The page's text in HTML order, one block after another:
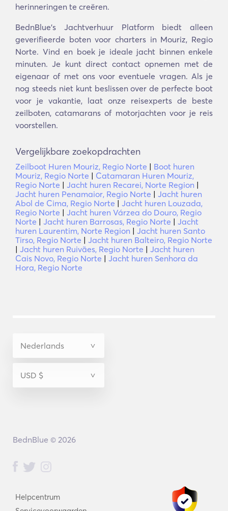
herinneringen te creëren.
BednBlue's Jachtverhuur Platform biedt alleen
geverifieerde boten voor charters in Mouriz, Regio
Norte. Vind en boek je ideale jacht binnen enkele
minuten. Je kunt direct contact opnemen met de
eigenaar of met ons voor eventuele vragen. Als je
nog steeds niet kunt beslissen over de perfecte boot
voor je vakantie, laat onze reisexperts de beste
zeilboten, catamarans of motorjachten voor je reis
voorstellen.
Vergelijkbare zoekopdrachten
Zeilboot Huren Mouriz, Regio Norte | Boot huren
Mouriz, Regio Norte | Catamaran Huren Mouriz,
Regio Norte | Jacht huren Recarei, Norte Region |
Jacht huren Penamaior, Regio Norte | Jacht huren
Abol de Cima, Regio Norte | Jacht huren Louzada,
Regio Norte | Jacht huren Várzea do Douro, Regio
Norte | Jacht huren Barrosas, Regio Norte | Jacht
huren Laurentim, Norte Region | Jacht huren Santo
Tirso, Regio Norte | Jacht huren Balteiro, Regio Norte
| Jacht huren Ruivães, Regio Norte | Jacht huren
Cais Novo, Regio Norte | Jacht huren Senhora da
Hora, Regio Norte
Helpcentrum
BednBlue © 2026